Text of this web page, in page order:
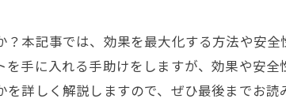
本記事では、効果を最大化する方法や安
手に入れる手助けをしますが、効果や安
詳しく解説しますので、ぜひ最後までお読